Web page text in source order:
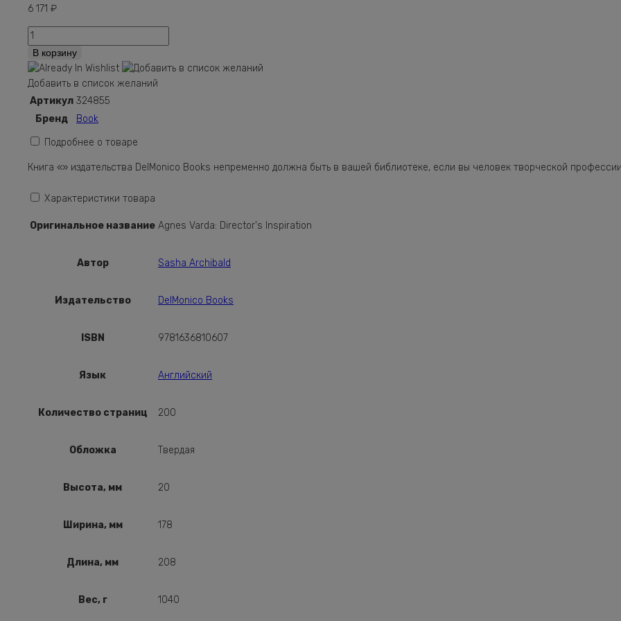
6 171 ₽
Количество
Agnes
Varda:
Director's
Inspiration
В корзину
Добавить в список желаний
Артикул 324855
Бренд
Book
Подробнее о товаре
Книга «» издательства DelMonico Books непременно должна быть в вашей библиотеке, если вы человек творческой
Характеристики товара
Оригинальное название Agnes Varda: Director's Inspiration
Автор Sasha Archibald
Издательство DelMonico Books
ISBN 9781636810607
Язык Английский
Количество страниц 200
Обложка Твердая
Высота, мм 20
Ширина, мм 178
Длина, мм 208
Вес, г 1040